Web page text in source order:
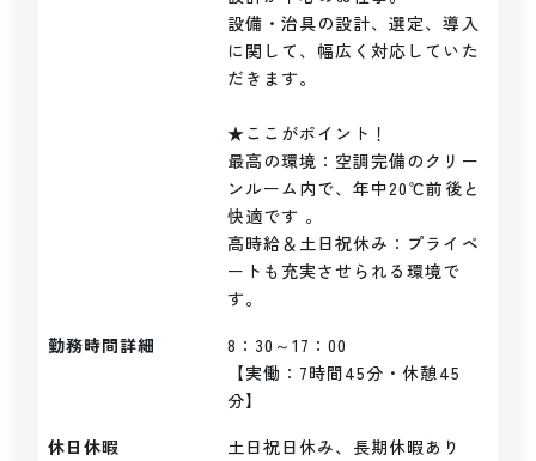
設備・治具の設計、選定、導入
に関して、幅広く対応していた
だきます。
★ここがポイント！
最高の環境：空調完備のクリー
ンルーム内で、年中20℃前後と
快適です 。
高時給＆土日祝休み：プライベ
ートも充実させられる環境で
す。
勤務時間詳細
8：30～17：00
【実働：7時間45分・休憩45
分】
休日休暇
土日祝日休み、長期休暇あり